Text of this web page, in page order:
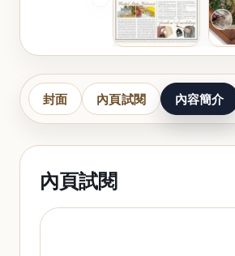
封面 內頁試閱 內容簡介
內頁試閱